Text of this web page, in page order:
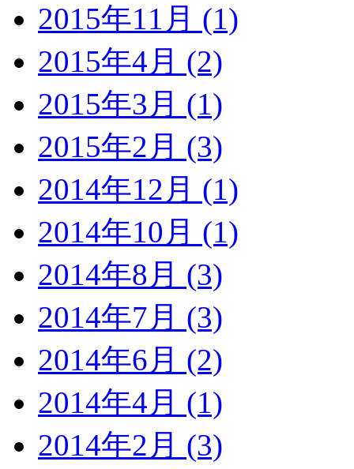
2015年11月 (1)
2015年4月 (2)
2015年3月 (1)
2015年2月 (3)
2014年12月 (1)
2014年10月 (1)
2014年8月 (3)
2014年7月 (3)
2014年6月 (2)
2014年4月 (1)
2014年2月 (3)